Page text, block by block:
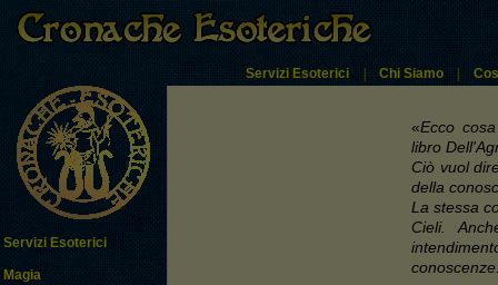
Servizi Esoterici | Chi Siamo |
Servizi Esoterici
Magia
«Ecco
libro
Ciò vuol
della
La stessa
Cieli.